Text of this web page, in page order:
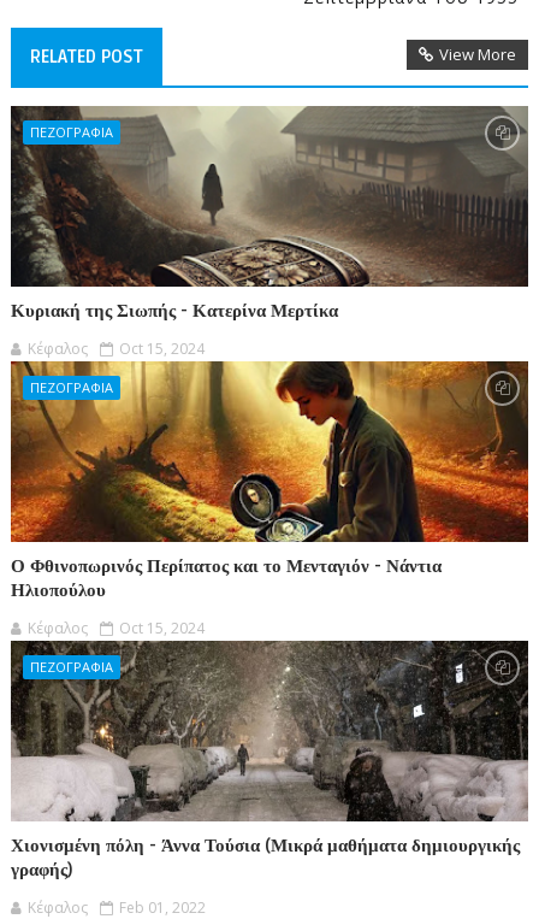
RELATED POST View More
ΠΕΖΟΓΡΑΦΙΑ
Κυριακή της Σιωπής - Κατερίνα Μερτίκα
Κέφαλος Oct 15, 2024
ΠΕΖΟΓΡΑΦΙΑ
Ο Φθινοπωρινός Περίπατος και το Μενταγιόν - Νάντια
Ηλιοπούλου
Κέφαλος Oct 15, 2024
ΠΕΖΟΓΡΑΦΙΑ
Χιονισμένη πόλη - Άννα Τούσια (Μικρά μαθήματα δημιουργικής
γραφής)
Κέφαλος Feb 01, 2022